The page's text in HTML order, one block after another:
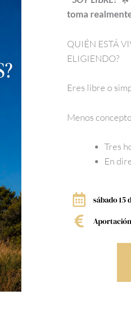
toma
QUIÉN ESTÁ
ELIGIENDO?
Eres libre o
Menos
Tres
En
sábado 15